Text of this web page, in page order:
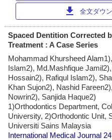
download 全文ダウ
Spaced Dentition Corrected
Treatment : A Case Series
Mohammad Khursheed
Islam2), Md.Mashfique
Hossain2), Rafiqul Islam2),
Khan Sujon2), Nashid
Nowrin2), Sanjida Haque2)
1)Orthodontics Department,
University, 2)Orthodontic Unit,
Universiti Sains Malaysia
International Medical Journal